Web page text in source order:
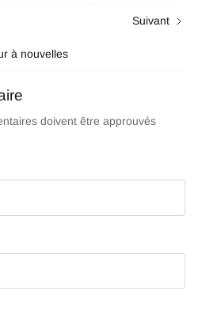
à nouvelles
Suivant
doivent être approuvés